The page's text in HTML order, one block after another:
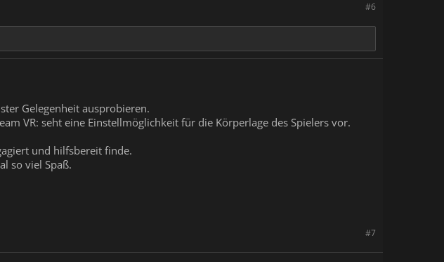
#6
Gelegenheit ausprobieren.
VR: seht eine Einstellmöglichkeit für die Körperlage des Spielers vor.
und hilfsbereit finde.
so viel Spaß.
#7